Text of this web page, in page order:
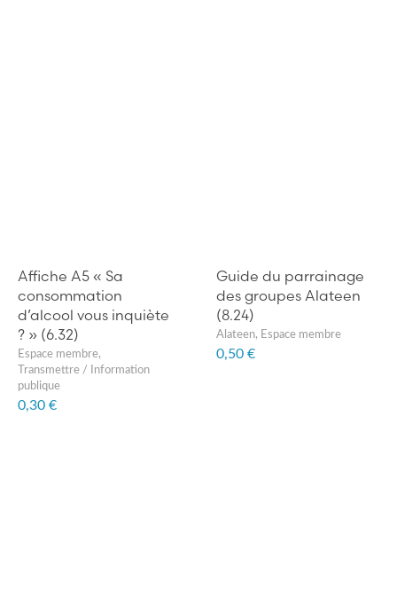
Affiche A5 « Sa
consommation
d’alcool vous inquiète
? » (6.32)
Espace membre,
Transmettre / Information
publique
0,30 €
Guide du parrainage
des groupes Alateen
(8.24)
Alateen, Espace membre
0,50 €